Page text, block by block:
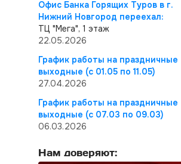
Офис Банка Горящих Туров в г.
Нижний Новгород переехал:
ТЦ "Мега", 1 этаж
22.05.2026
График работы на праздничные
выходные (с 01.05 по 11.05)
27.04.2026
График работы на праздничные
выходные (с 07.03 по 09.03)
06.03.2026
Нам доверяют: